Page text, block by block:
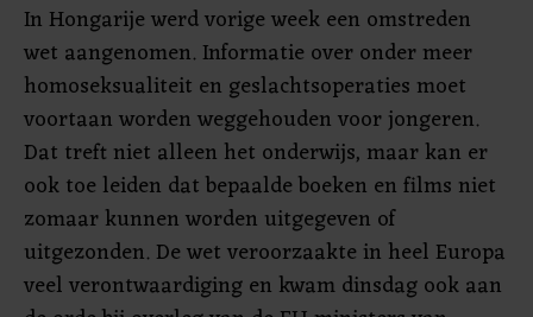
In Hongarije werd vorige week een omstreden
wet aangenomen. Informatie over onder meer
homoseksualiteit en geslachtsoperaties moet
voortaan worden weggehouden voor jongeren.
Dat treft niet alleen het onderwijs, maar kan er
ook toe leiden dat bepaalde boeken en films niet
zomaar kunnen worden uitgegeven of
uitgezonden. De wet veroorzaakte in heel Europa
veel verontwaardiging en kwam dinsdag ook aan